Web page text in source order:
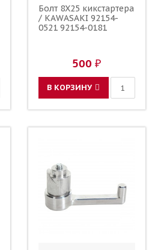
Болт 8X25 кикстартера
/ KAWASAKI 92154-
0521 92154-0181
500 ₽
В КОРЗИНУ